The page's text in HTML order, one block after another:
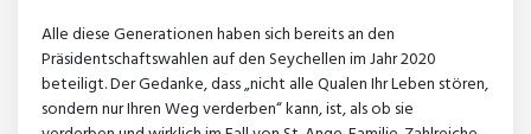
Alle diese Generationen haben sich bereits an den
Präsidentschaftswahlen auf den Seychellen im Jahr 2020
beteiligt. Der Gedanke, dass „nicht alle Qualen Ihr Leben stören,
sondern nur Ihren Weg verderben“ kann, ist, als ob sie